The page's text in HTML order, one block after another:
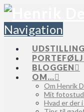
Navigation
BLOGGEN
OM…
Om Henrik
Mit
Hvad er der